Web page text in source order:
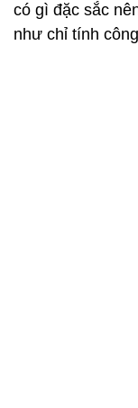
có gì đặc sắc
như chỉ tính